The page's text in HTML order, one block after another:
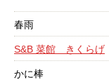
春雨
S&B 菜館 きくらげ
かに棒